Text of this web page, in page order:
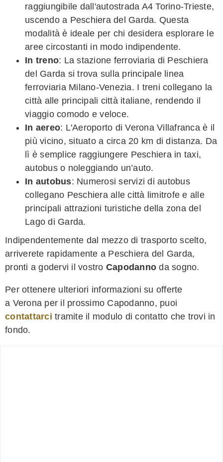
raggiungibile dall'autostrada A4 Torino-Trieste,
uscendo a Peschiera del Garda. Questa
modalità è ideale per chi desidera esplorare le
aree circostanti in modo indipendente.
In treno: La stazione ferroviaria di Peschiera
del Garda si trova sulla principale linea
ferroviaria Milano-Venezia. I treni collegano la
città alle principali città italiane, rendendo il
viaggio comodo e veloce.
In aereo: L'Aeroporto di Verona Villafranca è il
più vicino, situato a circa 20 km di distanza. Da
lì è semplice raggiungere Peschiera in taxi,
autobus o noleggiando un’auto.
In autobus: Numerosi servizi di autobus
collegano Peschiera alle città limitrofe e alle
principali attrazioni turistiche della zona del
Lago di Garda.
Indipendentemente dal mezzo di trasporto scelto,
arriverete rapidamente a Peschiera del Garda,
pronti a godervi il vostro Capodanno da sogno.
Per ottenere ulteriori informazioni su offerte
a Verona per il prossimo Capodanno, puoi
contattarci tramite il modulo di contatto che trovi in
fondo.